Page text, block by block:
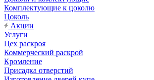
Комплектующие к цоколю
Цоколь
Акции
Услуги
Цех раскроя
Коммерческий раскрой
Кромление
Присадка отверстий